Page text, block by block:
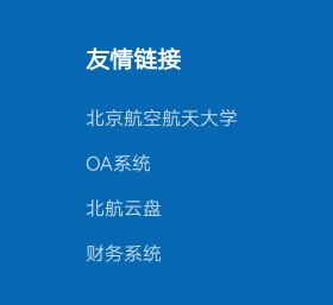
友情链接
北京航空航天大学
OA系统
北航云盘
财务系统